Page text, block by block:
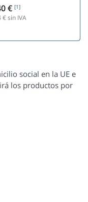
€ [1]
€ sin IVA
social en la UE e
los productos por